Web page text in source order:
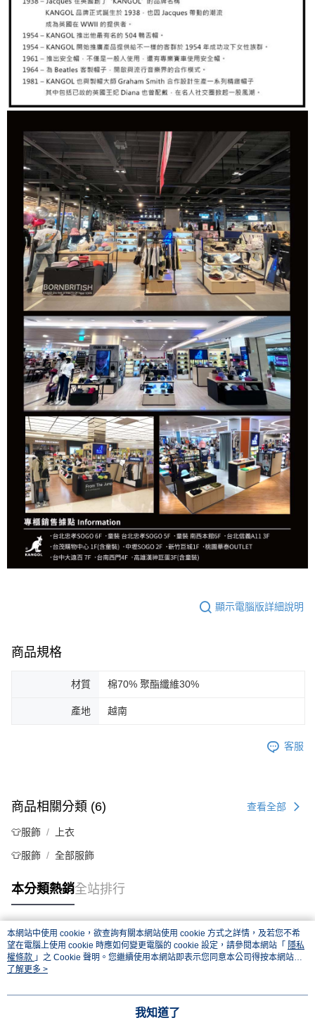
顯示電腦版詳細說明
商品規格
材質 棉70% 聚酯纖維30%
產地 越南
客服
商品相關分類 (6) 查看全部
👕服飾 上衣
👕服飾 全部服飾
本分類熱銷全站排行
熱門標籤
本網站中使用 cookie，欲查詢有關本網站使用 cookie 方式之詳情，及若您不希
望在電腦上使用 cookie 時應如何變更電腦的 cookie 設定，請參閱本網站「 隱私
權條款 」之 Cookie 聲明。您繼續使用本網站即表示您同意本公司得按本網站使
用條款之 Cookie 聲明使用 cookie。
了解更多 >
我知道了